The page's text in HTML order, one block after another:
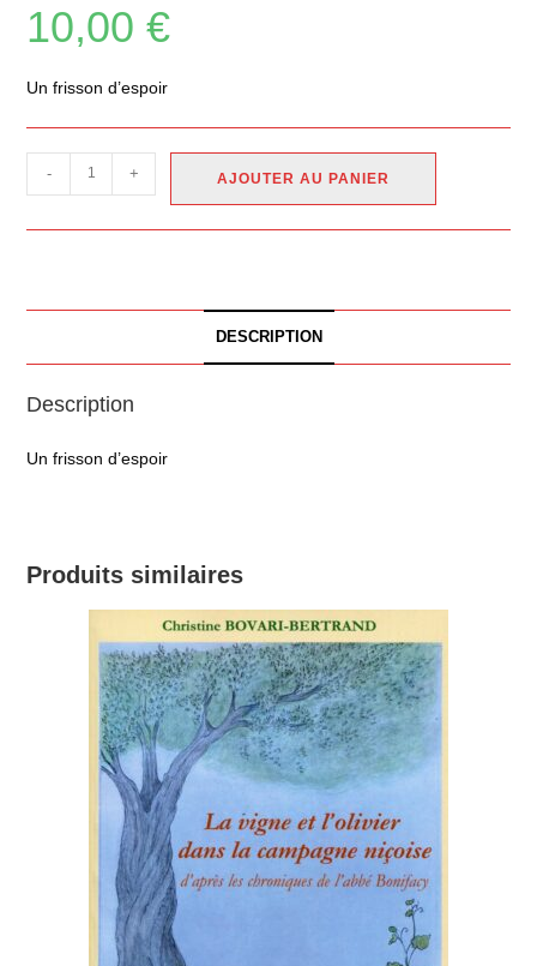
10,00€
Un frisson d’espoir
- + AJOUTER AU PANIER
DESCRIPTION
Description
Un frisson d’espoir
Produits similaires